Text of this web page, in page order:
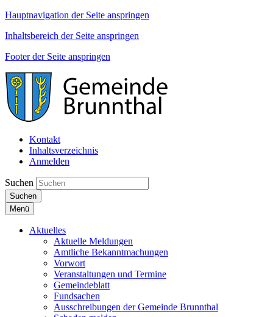
Hauptnavigation der Seite anspringen
Inhaltsbereich der Seite anspringen
Footer der Seite anspringen
Kontakt
Inhaltsverzeichnis
Anmelden
Suchen
Suchen
Menü
Aktuelles
Aktuelle Meldungen
Amtliche Bekanntmachungen
Vorwort
Veranstaltungen und Termine
Gemeindeblatt
Fundsachen
Ausschreibungen der Gemeinde Brunnthal